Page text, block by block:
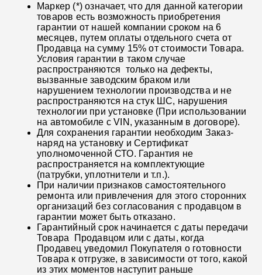
Маркер (*) означает, что для данной категории
товаров есть возможность приобретения
гарантии от нашей компании сроком на 6
месяцев, путем оплаты отдельного счета от
Продавца на сумму 15% от стоимости Товара.
Условия гарантии в таком случае
распространяются только на дефекты,
вызванные заводским браком или
нарушением технологии производства и не
распространяются на стук ШС, нарушения
технологии при установке (При использовании
на автомобиле с VIN, указанным в договоре).
Для сохранения гарантии необходим Заказ-
наряд на установку и Сертификат
уполномоченной СТО. Гарантия не
распространяется на комплектующие
(патрубки, уплотнители и т.п.).
При наличии признаков самостоятельного
ремонта или привлечения для этого сторонних
организаций без согласования с продавцом в
гарантии может быть отказано.
Гарантийный срок начинается с даты передачи
Товара Продавцом или с даты, когда
Продавец уведомил Покупателя о готовности
Товара к отгрузке, в зависимости от того, какой
из этих моментов наступит раньше